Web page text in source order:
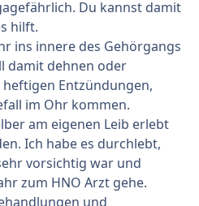
Du kannst damit
hilft.
ins innere des Gehörgangs
damit dehnen oder
Entzündungen,
im Ohr kommen.
am eigenen Leib erlebt
Ich habe es durchlebt,
vorsichtig war und
zum HNO Arzt gehe.
und